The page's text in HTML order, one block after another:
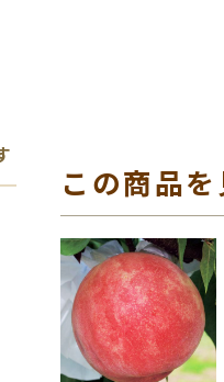
この商品